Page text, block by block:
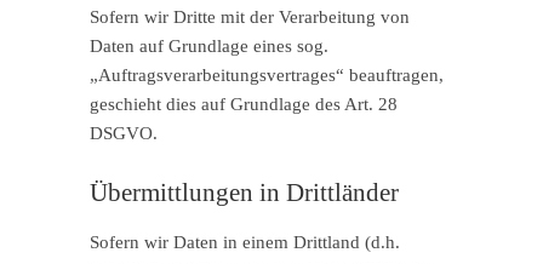
Sofern wir Dritte mit der Verarbeitung von
Daten auf Grundlage eines sog.
„Auftragsverarbeitungsvertrages“ beauftragen,
geschieht dies auf Grundlage des Art. 28
DSGVO.
Übermittlungen in Drittländer
Sofern wir Daten in einem Drittland (d.h.